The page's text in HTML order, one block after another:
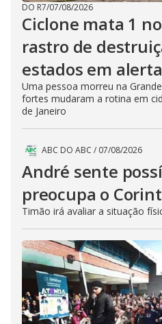
DO R7/07/08/2026
Ciclone mata 1
rastro de
estados em alerta
Uma pessoa morreu na
fortes mudaram a rotina em
de Janeiro
ABC DO ABC / 07/08/2026
André sente
preocupa o
Timão irá avaliar a situação